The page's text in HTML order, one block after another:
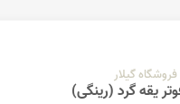
فروشگاه گیلار
یقه گرد (رینگی)